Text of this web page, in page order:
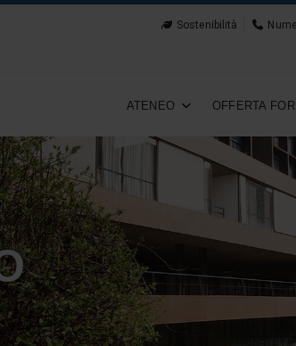
Sostenibilità
ATENEO OFFERTA